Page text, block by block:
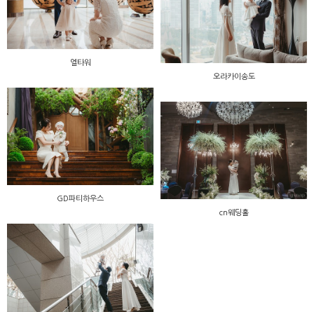
엘타워
오라카이송도
GD파티하우스
cn웨딩홀